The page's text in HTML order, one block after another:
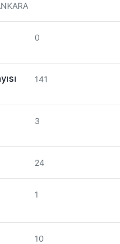
0
141
3
24
1
10